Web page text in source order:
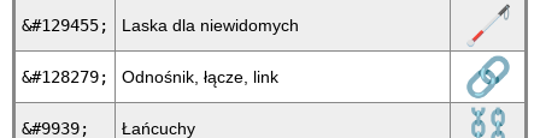
&#129455; Laska dla niewidomych 🦯
&#128279; Odnośnik, łącze, link 🔗
&#9939; Łańcuchy ⛓